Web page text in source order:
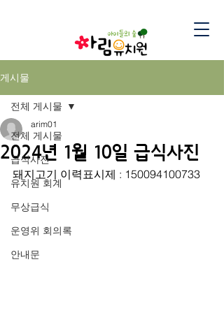
게시물
전체 게시물
급식사진
유치원 회계
무상급식
운영위 회의록
안내문
전체 게시물
2024년 1월 10일 급식사진
arim01
돼지고기 이력표시제 : 150094100733